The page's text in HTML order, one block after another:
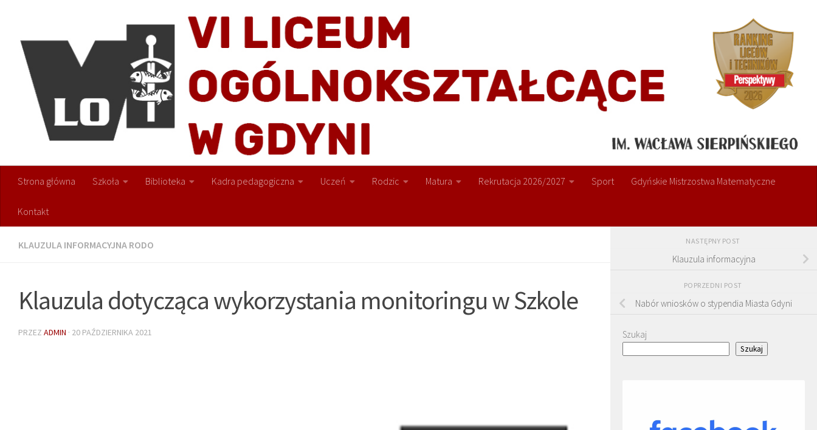
Strona główna Szkoła Biblioteka Kadra pedagogiczna Uczeń Rodzic Matura Rekrutacja 2026/2027 Sport Gdyńskie Mistrzostwa Matematyczne
Kontakt
KLAUZULA INFORMACYJNA RODO
Klauzula dotycząca wykorzystania monitoringu w Szkole
PRZEZ ADMIN · 20 PAŹDZIERNIKA 2021
NASTĘPNY POST
Klauzula informacyjna
POPRZEDNI POST
Nabór wniosków o stypendia Miasta Gdyni
Szukaj
Szukaj